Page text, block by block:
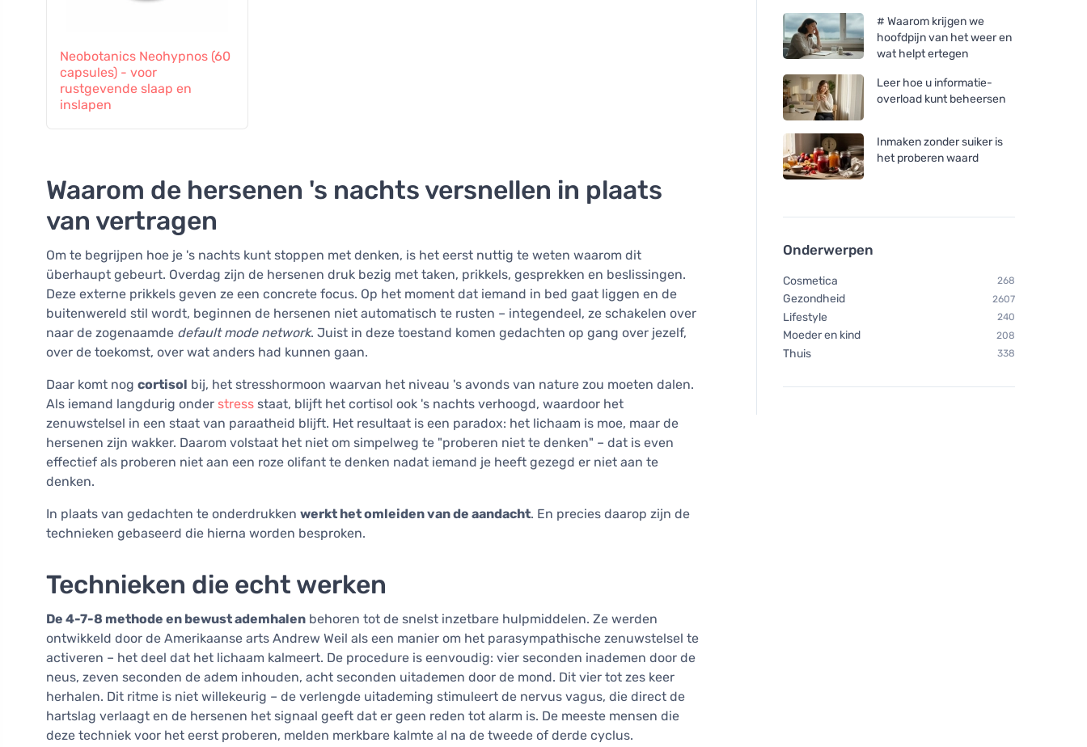
Neobotanics Neohypnos (60
capsules) - voor
rustgevende slaap en
inslapen
Waarom de hersenen 's nachts versnellen in plaats
van vertragen
Om te begrijpen hoe je 's nachts kunt stoppen met denken, is het eerst nuttig te weten waarom dit
überhaupt gebeurt. Overdag zijn de hersenen druk bezig met taken, prikkels, gesprekken en beslissingen.
Deze externe prikkels geven ze een concrete focus. Op het moment dat iemand in bed gaat liggen en de
buitenwereld stil wordt, beginnen de hersenen niet automatisch te rusten – integendeel, ze schakelen over
naar de zogenaamde default mode network. Juist in deze toestand komen gedachten op gang over jezelf,
over de toekomst, over wat anders had kunnen gaan.
Daar komt nog cortisol bij, het stresshormoon waarvan het niveau 's avonds van nature zou moeten dalen.
Als iemand langdurig onder stress staat, blijft het cortisol ook 's nachts verhoogd, waardoor het
zenuwstelsel in een staat van paraatheid blijft. Het resultaat is een paradox: het lichaam is moe, maar de
hersenen zijn wakker. Daarom volstaat het niet om simpelweg te "proberen niet te denken" – dat is even
effectief als proberen niet aan een roze olifant te denken nadat iemand je heeft gezegd er niet aan te
denken.
In plaats van gedachten te onderdrukken werkt het omleiden van de aandacht. En precies daarop zijn de
technieken gebaseerd die hierna worden besproken.
Technieken die echt werken
De 4-7-8 methode en bewust ademhalen behoren tot de snelst inzetbare hulpmiddelen. Ze werden
ontwikkeld door de Amerikaanse arts Andrew Weil als een manier om het parasympathische zenuwstelsel te
activeren – het deel dat het lichaam kalmeert. De procedure is eenvoudig: vier seconden inademen door de
neus, zeven seconden de adem inhouden, acht seconden uitademen door de mond. Dit vier tot zes keer
herhalen. Dit ritme is niet willekeurig – de verlengde uitademing stimuleert de nervus vagus, die direct de
hartslag verlaagt en de hersenen het signaal geeft dat er geen reden tot alarm is. De meeste mensen die
deze techniek voor het eerst proberen, melden merkbare kalmte al na de tweede of derde cyclus.
# Waarom krijgen we
hoofdpijn van het weer en
wat helpt ertegen
Leer hoe u informatie-
overload kunt beheersen
Inmaken zonder suiker is
het proberen waard
Onderwerpen
Cosmetica 268
Gezondheid 2607
Lifestyle 240
Moeder en kind 208
Thuis 338